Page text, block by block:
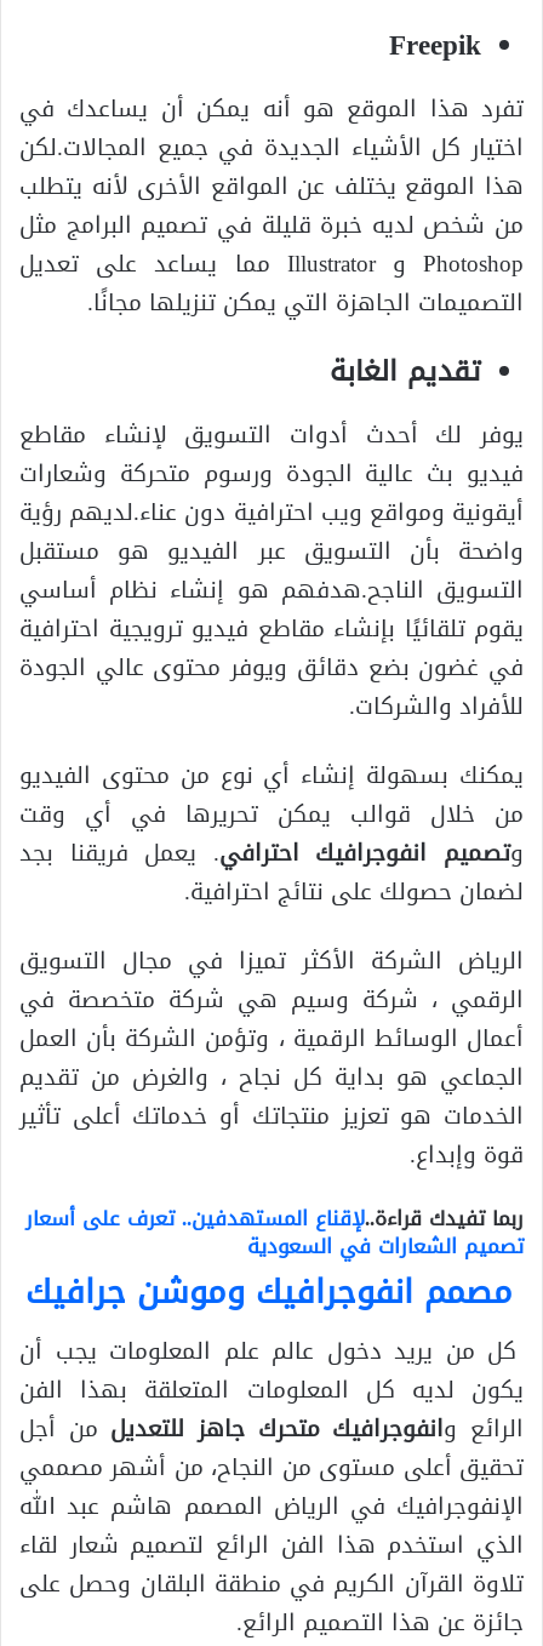
Freepik
تفرد هذا الموقع هو أنه يمكن أن يساعدك في
اختيار كل الأشياء الجديدة في جميع المجالات.لكن
هذا الموقع يختلف عن المواقع الأخرى لأنه يتطلب
من شخص لديه خبرة قليلة في تصميم البرامج مثل
Photoshop و Illustrator مما يساعد على تعديل
التصميمات الجاهزة التي يمكن تنزيلها مجانًا.
تقديم الغابة
يوفر لك أحدث أدوات التسويق لإنشاء مقاطع
فيديو بث عالية الجودة ورسوم متحركة وشعارات
أيقونية ومواقع ويب احترافية دون عناء.لديهم رؤية
واضحة بأن التسويق عبر الفيديو هو مستقبل
التسويق الناجح.هدفهم هو إنشاء نظام أساسي
يقوم تلقائيًا بإنشاء مقاطع فيديو ترويجية احترافية
في غضون بضع دقائق ويوفر محتوى عالي الجودة
للأفراد والشركات.
يمكنك بسهولة إنشاء أي نوع من محتوى الفيديو
من خلال قوالب يمكن تحريرها في أي وقت
وتصميم انفوجرافيك احترافي. يعمل فريقنا بجد
لضمان حصولك على نتائج احترافية.
الرياض الشركة الأكثر تميزا في مجال التسويق
الرقمي ، شركة وسيم هي شركة متخصصة في
أعمال الوسائط الرقمية ، وتؤمن الشركة بأن العمل
الجماعي هو بداية كل نجاح ، والغرض من تقديم
الخدمات هو تعزيز منتجاتك أو خدماتك أعلى تأثير
قوة وإبداع.
ربما تفيدك قراءة..لإقناع المستهدفين.. تعرف على أسعار
تصميم الشعارات في السعودية
مصمم انفوجرافيك وموشن جرافيك
كل من يريد دخول عالم علم المعلومات يجب أن
يكون لديه كل المعلومات المتعلقة بهذا الفن
الرائع وانفوجرافيك متحرك جاهز للتعديل من أجل
تحقيق أعلى مستوى من النجاح، من أشهر مصممي
الإنفوجرافيك في الرياض المصمم هاشم عبد الله
الذي استخدم هذا الفن الرائع لتصميم شعار لقاء
تلاوة القرآن الكريم في منطقة البلقان وحصل على
جائزة عن هذا التصميم الرائع.